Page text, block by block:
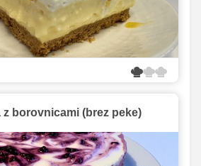
borovnicami (brez peke)